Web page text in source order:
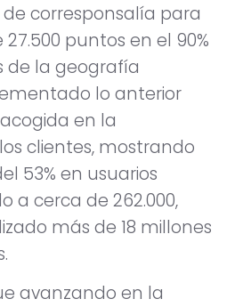
corresponsalía para
puntos en el 90%
de la geografía
lo anterior
en la
clientes, mostrando
53% en usuarios
a cerca de 262.000,
más de 18 millones
avanzando en la